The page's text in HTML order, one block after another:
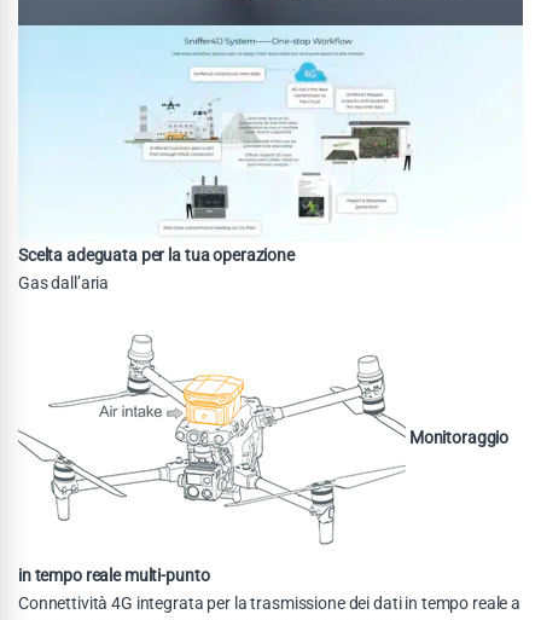
Scelta adeguata per la tua operazione
Gas dall’aria
Monitoraggio
in tempo reale multi-punto
Connettività 4G integrata per la trasmissione dei dati in tempo reale a